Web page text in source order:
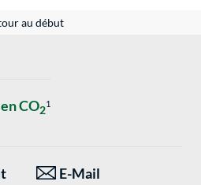
au début
CO21
E-Mail